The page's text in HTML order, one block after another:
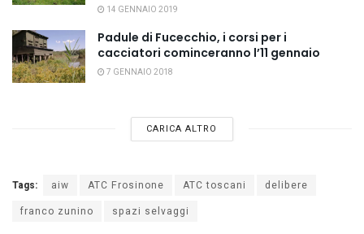
14 GENNAIO 2019
Padule di Fucecchio, i corsi per i
cacciatori cominceranno l’11 gennaio
7 GENNAIO 2018
CARICA ALTRO
Tags: aiw ATC Frosinone ATC toscani
delibere
franco zunino
spazi selvaggi